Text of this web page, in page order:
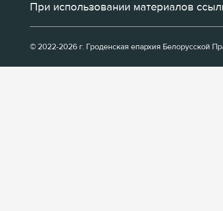
При использовании материалов
© 2022-2026 г. Гроденская епархия Белорусской